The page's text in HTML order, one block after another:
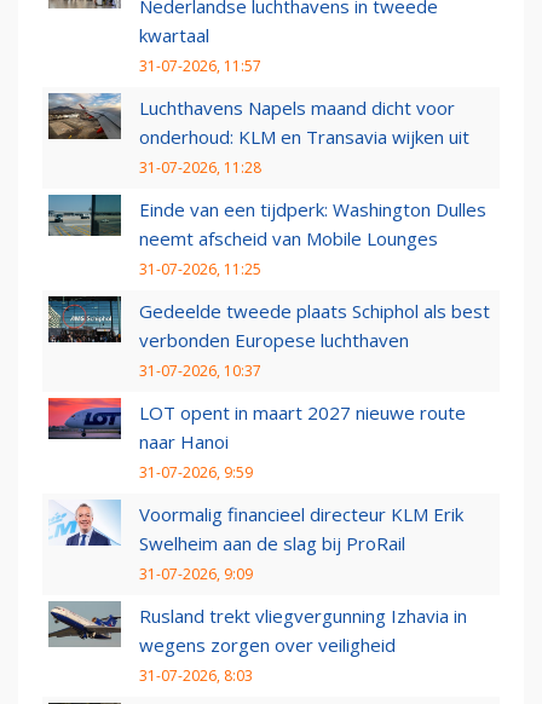
Nederlandse luchthavens in tweede
kwartaal
31-07-2026, 11:57
Luchthavens Napels maand dicht voor
onderhoud: KLM en Transavia wijken uit
31-07-2026, 11:28
Einde van een tijdperk: Washington Dulles
neemt afscheid van Mobile Lounges
31-07-2026, 11:25
Gedeelde tweede plaats Schiphol als best
verbonden Europese luchthaven
31-07-2026, 10:37
LOT opent in maart 2027 nieuwe route
naar Hanoi
31-07-2026, 9:59
Voormalig financieel directeur KLM Erik
Swelheim aan de slag bij ProRail
31-07-2026, 9:09
Rusland trekt vliegvergunning Izhavia in
wegens zorgen over veiligheid
31-07-2026, 8:03